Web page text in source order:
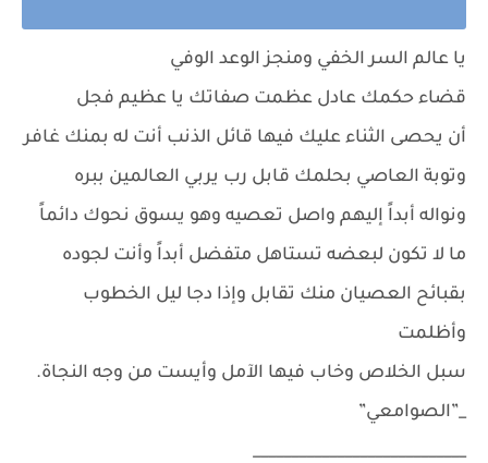
يا عالم السر الخفي ومنجز الوعد الوفي
قضاء حكمك عادل عظمت صفاتك يا عظيم فجل
أن يحصى الثناء عليك فيها قائل الذنب أنت له بمنك غافر
وتوبة العاصي بحلمك قابل رب يربي العالمين ببره
ونواله أبداً إليهم واصل تعصيه وهو يسوق نحوك دائماً
ما لا تكون لبعضه تستاهل متفضل أبداً وأنت لجوده
بقبائح العصيان منك تقابل وإذا دجا ليل الخطوب
وأظلمت
سبل الخلاص وخاب فيها الآمل وأيست من وجه النجاة.
_”الصوامعي”
____________________________